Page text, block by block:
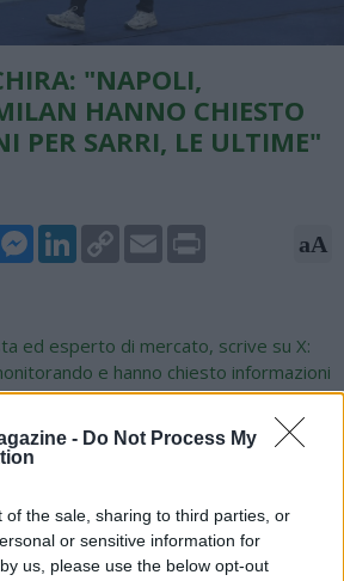
- Do Not Process My
of the sale, sharing to third parties, or
or sensitive information for
us, please use the below opt-out
"NAPOLI,
HANNO CHIESTO
PER SARRI, LE ULTIME"
WhatsAppMessengerLinkedInCopy
Link
Email aA
ed esperto di mercato, scrive su X:
e hanno chiesto informazioni
(se Antonio Conte lascia), Atalanta
(se Max Allegri lascia). Il contratto di
nel 2028 (€2,5M/anno + 1M come
and have asked info for Maurizio
#Conteleaves),#Atalanta(Giuntoli
(if Max#Allegrileaves). Sarri’s